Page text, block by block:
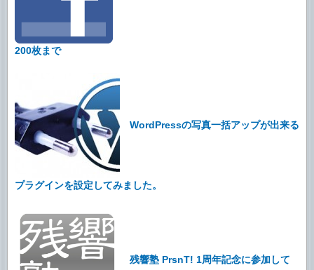
200枚まで
WordPressの写真一括アップが出来る
プラグインを設定してみました。
残響塾 PrsnT! 1周年記念に参加して